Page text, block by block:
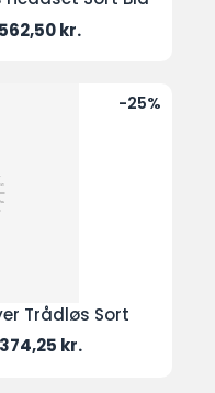
Pris
562,50 kr.
-25%
Trådløs Sort
Pris
374,25 kr.